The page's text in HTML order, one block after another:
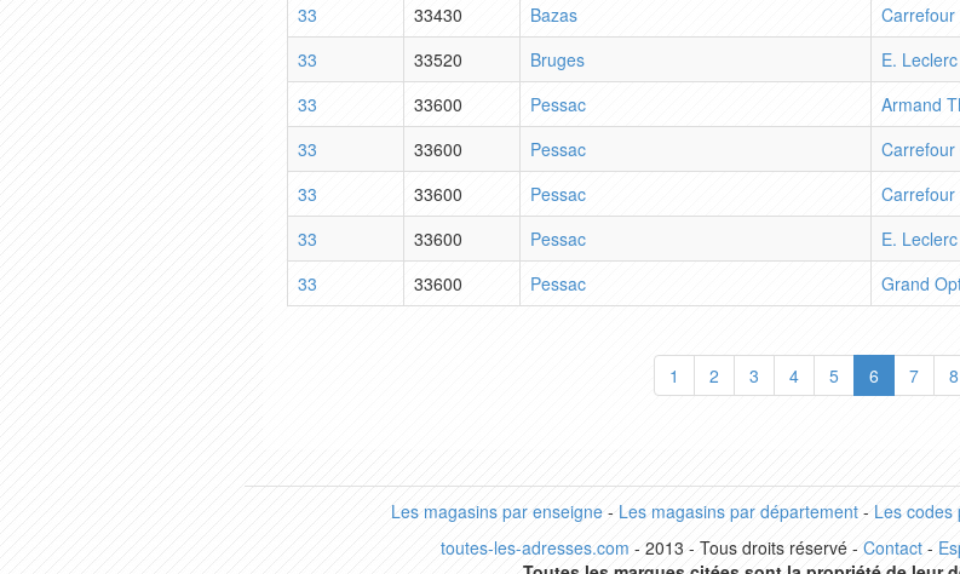
33
33430 Bazas
Carrefour
33
33520 Bruges
E.
33
33600 Pessac
Armand
33
33600 Pessac
Carrefour
33
33600 Pessac
Carrefour
33
33600 Pessac
E.
33
33600 Pessac Grand
1 2 3 4 5 6 7 8
Les magasins par enseigne- Les magasins par département- Les codes
toutes-les-adresses.com - 2013 - Tous droits réservé - Contact-